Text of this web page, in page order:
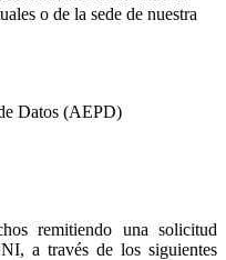
o de la sede de nuestra
Datos (AEPD)
remitiendo una solicitud
a través de los siguientes